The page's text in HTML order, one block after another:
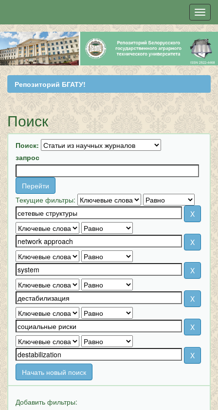
Skip
navigation
Репозиторий БГАТУ!
Поиск
Поиск:
запрос
Текущие фильтры:
Начать новый поиск
Добавить фильтры: